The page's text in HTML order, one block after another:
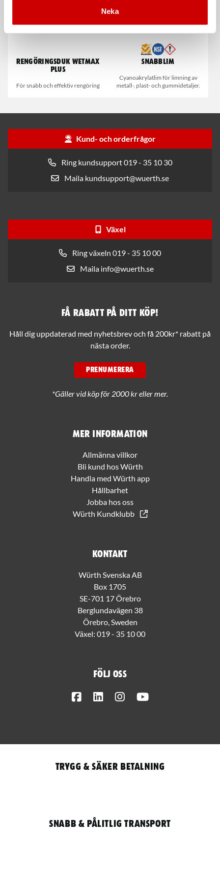
Neka
Rengöringsduk Wetmax
Plus
För snabb och effektiv rengöring
Snabblim
Cyanoakrylatlim för limning av
metall-, plast- och gummidetaljer.
Kund- och orderfrågor
Ring kundsupport 019 - 35 10 30
Maila kundsupport@wuerth.se
Växel
Ring växeln 019 - 35 10 00
Maila info@wuerth.se
Mer information
Allmänna villkor
Bli kund hos Würth
Handla med Würth app
Hållbarhet
Jobba hos oss
Würth Kundklubb
Kontakt
Würth Svenska AB
Box 1705
SE-701 17 Örebro
Berglundavägen 38
Örebro, Sweden
Växel: 019 - 35 10 00
Följ oss
FacebookLinkedInInstagram
Få rabatt på ditt köp!
Håll dig uppdaterad med nyhetsbrev och få 200kr* rabatt på
nästa order.
PRENUMERERA
*Gäller vid köp för 2000 kr eller mer.
Trygg & säker betalning
Snabb & pålitlig transport